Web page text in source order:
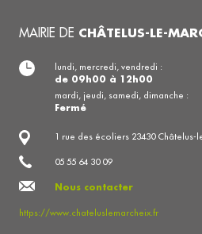
MAIRIE DE CHÂTELUS-LE-
1 rue des écoliers 23430 Châtelus-
05 55 64 30 09
Nous contacter
https://www.chateluslemarcheix.fr
lundi, mercredi, vendredi :
de 09h00 à 12h00
mardi, jeudi, samedi, dimanche :
Fermé